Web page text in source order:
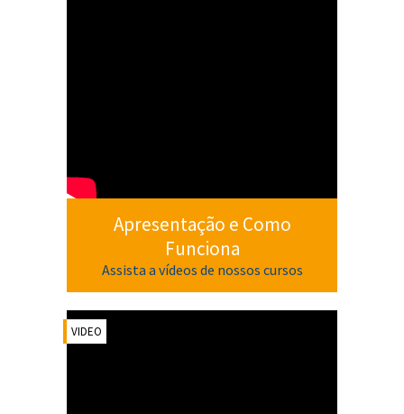
Apresentação e Como
Funciona
Assista a vídeos de nossos cursos
VIDEO